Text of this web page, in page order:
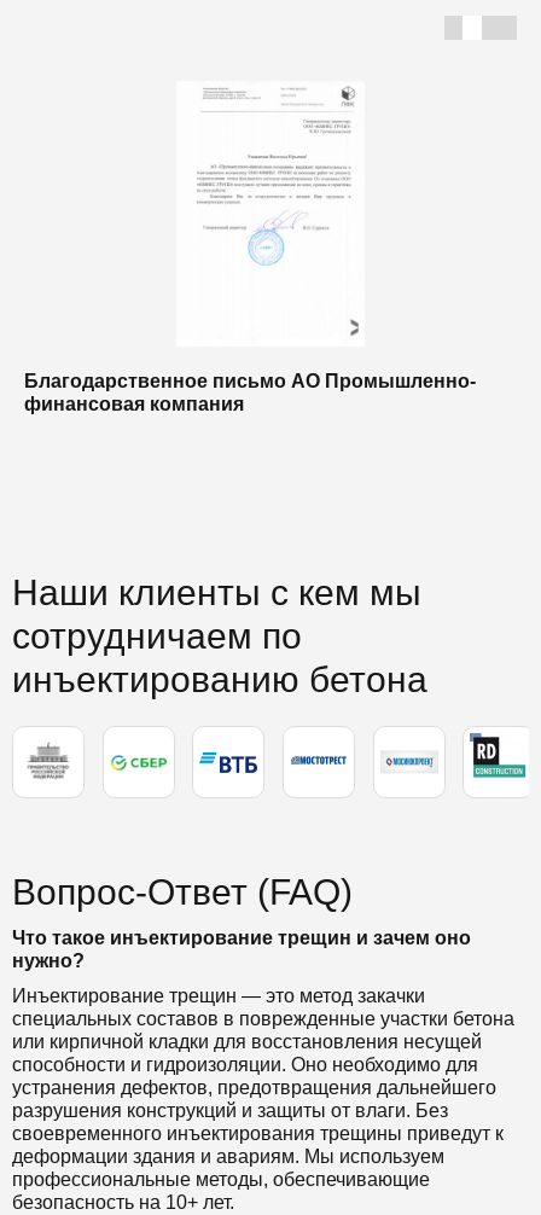
Благодарственное письмо АО Промышленно-
финансовая компания
Наши клиенты с кем мы
сотрудничаем по
инъектированию бетона
Вопрос-Ответ (FAQ)
Что такое инъектирование трещин и зачем оно
нужно?
Инъектирование трещин — это метод закачки
специальных составов в поврежденные участки бетона
или кирпичной кладки для восстановления несущей
способности и гидроизоляции. Оно необходимо для
устранения дефектов, предотвращения дальнейшего
разрушения конструкций и защиты от влаги. Без
своевременного инъектирования трещины приведут к
деформации здания и авариям. Мы используем
профессиональные методы, обеспечивающие
безопасность на 10+ лет.